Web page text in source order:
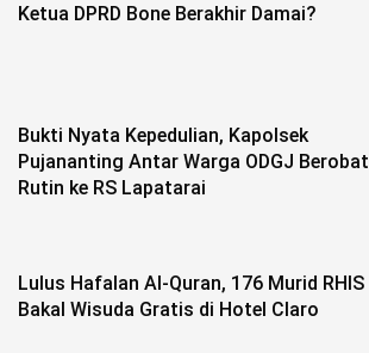
Ketua DPRD Bone Berakhir Damai?
Bukti Nyata Kepedulian, Kapolsek
Pujananting Antar Warga ODGJ Berobat
Rutin ke RS Lapatarai
Lulus Hafalan Al-Quran, 176 Murid RHIS
Bakal Wisuda Gratis di Hotel Claro